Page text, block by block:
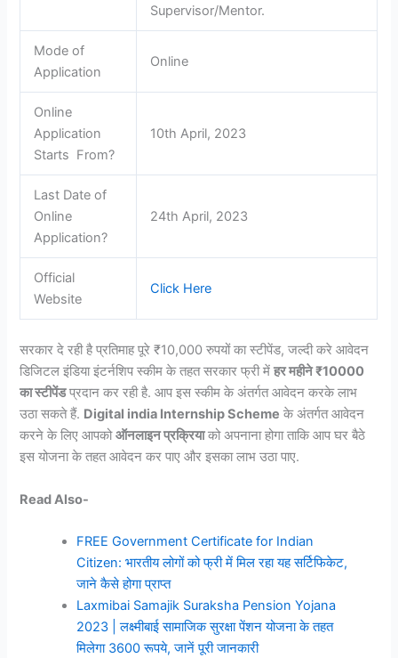
Supervisor/Mentor.
Mode of
Application
Online
Online
Application
Starts From?
10th April, 2023
Last Date of
Online
Application?
24th April, 2023
Official
Website
Click Here
सरकार दे रही है प्रतिमाह पूरे ₹10,000 रुपयों का स्टीपेंड, जल्दी करे आवेदन
डिजिटल इंडिया इंटर्नशिप स्कीम के तहत सरकार फ्री मेंहर महीने ₹10000
का स्टीपेंडप्रदान कर रही है. आप इस स्कीम के अंतर्गत आवेदन करके लाभ
उठा सकते हैं. Digital india Internship Scheme के अंतर्गत आवेदन
करने के लिए आपकोऑनलाइन प्रक्रियाको अपनाना होगा ताकि आप घर बैठे
इस योजना के तहत आवेदन कर पाए और इसका लाभ उठा पाए.
Read Also-
FREE Government Certificate for Indian
Citizen: भारतीय लोगों को फ्री में मिल रहा यह सर्टिफिकेट,
जाने कैसे होगा प्राप्त
Laxmibai Samajik Suraksha Pension Yojana
2023 | लक्ष्मीबाई सामाजिक सुरक्षा पेंशन योजना के तहत
मिलेगा 3600 रूपये, जानें पूरी जानकारी